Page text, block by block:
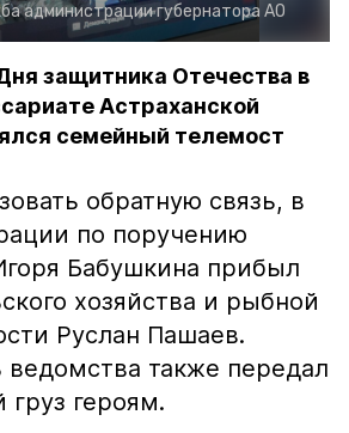
администрации губернатора АО
защитника Отечества в
Астраханской
семейный телемост
обратную связь, в
по поручению
Бабушкина прибыл
хозяйства и рыбной
Руслан Пашаев.
ведомства также передал
груз героям.